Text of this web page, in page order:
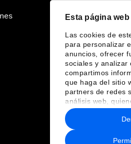
Esta página
Las cookies de
para personalizar
anuncios, ofrecer
sociales y analizar
compartimos
que haga del sitio
partners de redes
análisis web,
combinarla con
haya
recopilado a partir
hecho de sus